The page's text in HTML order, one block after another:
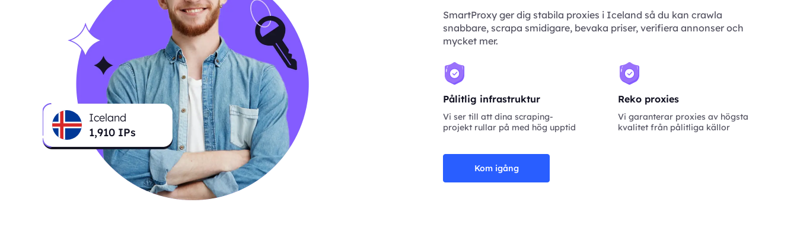
Iceland
1,915IPs
SmartProxy ger dig stabila proxies i Iceland så du kan crawla
snabbare, scrapa smidigare, bevaka priser, verifiera annonser och
mycket mer.
Pålitlig infrastruktur
Vi ser till att dina scraping-
projekt rullar på med hög upptid
Reko proxies
Vi garanterar proxies av högsta
kvalitet från pålitliga källor
Kom igång